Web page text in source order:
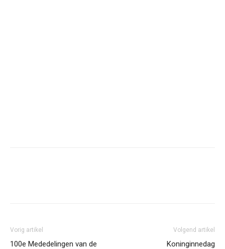
Vorig artikel
100e Mededelingen van de
Volgend artikel
Koninginnedag